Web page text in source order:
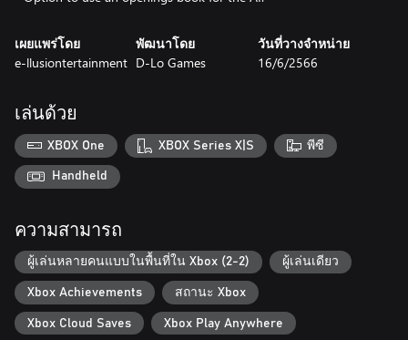
เผยแพร่โดย
e-llusiontertainment
พัฒนาโดย
D-Lo Games
วันที่วางจำหน่าย
16/6/2566
เล่นด้วย
XBOX One XBOX Series X|S พีซี
Handheld
ความสามารถ
ผู้เล่นหลายคนแบบในพื้นที่ใน Xbox (2-2) ผู้เล่นเดียว
Xbox Achievements สถานะ Xbox
Xbox Cloud Saves Xbox Play Anywhere